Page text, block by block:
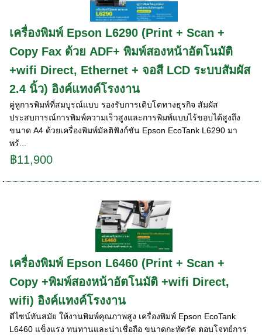
เครื่องพิมพ์ Epson L6290 (Print + Scan +
Copy Fax ด้วย ADF+ พิมพ์สองหน้าอัตโนมัติ
+wifi Direct, Ethernet + จอสี LCD ระบบสัมผัส
2.4 นิ้ว) อิงค์แทงค์โรงงาน
คู่หูการพิมพ์ที่สมบูรณ์แบบ รองรับการเติบโตทางธุรกิจ สัมผัส
ประสบการณ์การพิมพ์ความเร็วสูงและการพิมพ์แบบไร้ขอบได้สูงถึง
ขนาด A4 ด้วยเครื่องพิมพ์มัลติฟังก์ชัน Epson EcoTank L6290 มา
พร้...
฿11,900
เครื่องพิมพ์ Epson L6460 (Print + Scan +
Copy +พิมพ์สองหน้าอัตโนมัติ +wifi Direct,
wifi) อิงค์แทงค์โรงงาน
ดีไซน์ทันสมัย ให้งานพิมพ์คุณภาพสูง เครื่องพิมพ์ Epson EcoTank
L6460 แข็งแรง ทนทานและน่าเชื่อถือ ขนาดกะทัดรัด ตอบโจทย์การ